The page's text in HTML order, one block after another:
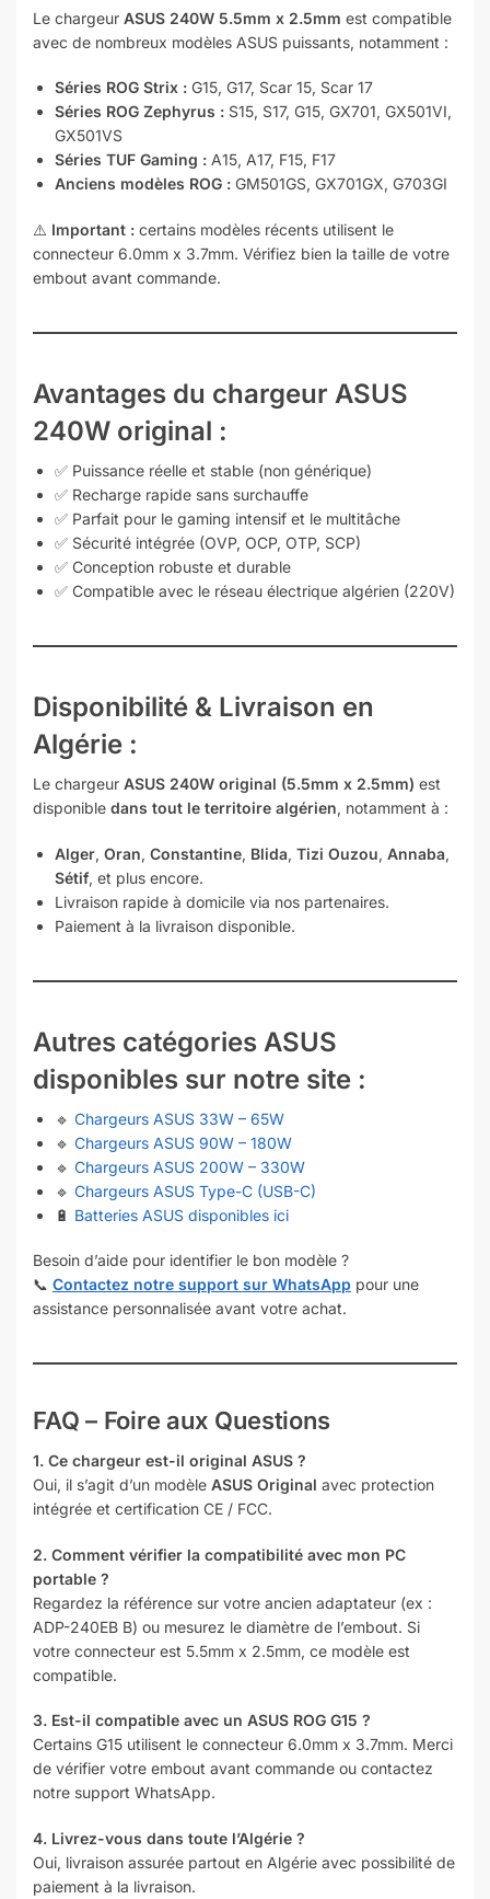
Le chargeur ASUS 240W 5.5mm x 2.5mm est compatible
avec de nombreux modèles ASUS puissants, notamment :
Séries ROG Strix : G15, G17, Scar 15, Scar 17
Séries ROG Zephyrus : S15, S17, G15, GX701, GX501VI,
GX501VS
Séries TUF Gaming : A15, A17, F15, F17
Anciens modèles ROG : GM501GS, GX701GX, G703GI
⚠️ Important : certains modèles récents utilisent le
connecteur 6.0mm x 3.7mm. Vérifiez bien la taille de votre
embout avant commande.
Avantages du chargeur ASUS
240W original :
✅ Puissance réelle et stable (non générique)
✅ Recharge rapide sans surchauffe
✅ Parfait pour le gaming intensif et le multitâche
✅ Sécurité intégrée (OVP, OCP, OTP, SCP)
✅ Conception robuste et durable
✅ Compatible avec le réseau électrique algérien (220V)
Disponibilité & Livraison en
Algérie :
Le chargeur ASUS 240W original (5.5mm x 2.5mm) est
disponible dans tout le territoire algérien, notamment à :
Alger, Oran, Constantine, Blida, Tizi Ouzou, Annaba,
Sétif, et plus encore.
Livraison rapide à domicile via nos partenaires.
Paiement à la livraison disponible.
Autres catégories ASUS
disponibles sur notre site :
🔹 Chargeurs ASUS 33W – 65W
🔹 Chargeurs ASUS 90W – 180W
🔹 Chargeurs ASUS 200W – 330W
🔹 Chargeurs ASUS Type-C (USB-C)
🔋 Batteries ASUS disponibles ici
Besoin d’aide pour identifier le bon modèle ?
📞 Contactez notre support sur WhatsApp pour une
assistance personnalisée avant votre achat.
FAQ – Foire aux Questions
1. Ce chargeur est-il original ASUS ?
Oui, il s’agit d’un modèle ASUS Original avec protection
intégrée et certification CE / FCC.
2. Comment vérifier la compatibilité avec mon PC
portable ?
Regardez la référence sur votre ancien adaptateur (ex :
ADP-240EB B) ou mesurez le diamètre de l’embout. Si
votre connecteur est 5.5mm x 2.5mm, ce modèle est
compatible.
3. Est-il compatible avec un ASUS ROG G15 ?
Certains G15 utilisent le connecteur 6.0mm x 3.7mm. Merci
de vérifier votre embout avant commande ou contactez
notre support WhatsApp.
4. Livrez-vous dans toute l’Algérie ?
Oui, livraison assurée partout en Algérie avec possibilité de
paiement à la livraison.